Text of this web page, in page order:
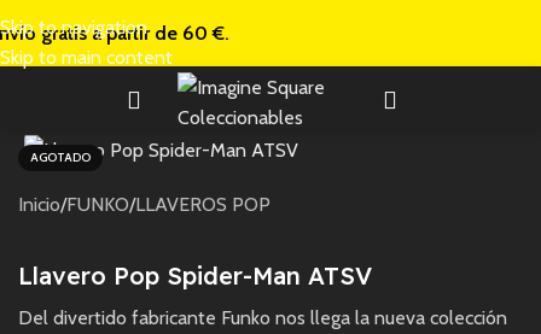
Skip to navigation
Skip to main content
gratis apartir de 60 €.
AGOTADO
Inicio/FUNKO/LLAVEROS POP
Llavero Pop Spider-Man ATSV
Del divertido fabricante Funko nos llega la nueva colección